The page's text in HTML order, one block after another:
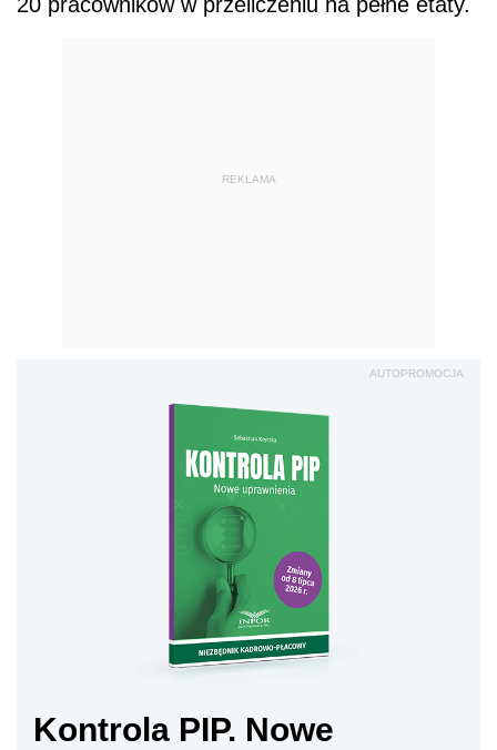
REKLAMA
AUTOPROMOCJA
Kontrola PIP. Nowe